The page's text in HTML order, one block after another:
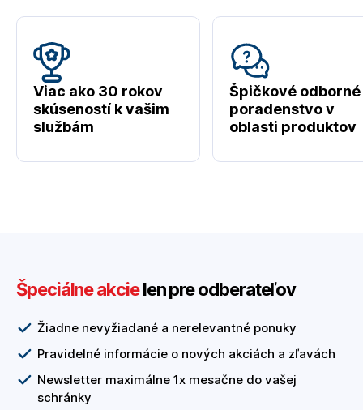
Viac ako 30 rokov
skúseností k vašim
službám
Špičkové odborné
poradenstvo v
oblasti produktov
Špeciálne akcielen pre odberateľov
Žiadne nevyžiadané a nerelevantné ponuky
Pravidelné informácie o nových akciách a zľavách
Newsletter maximálne 1x mesačne do vašej
schránky